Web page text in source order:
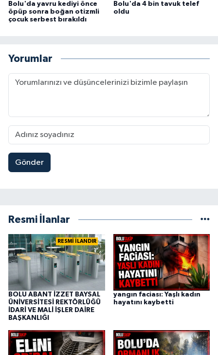
Bolu'da yavru kediyi önce
öpüp sonra boğan otizmli
çocuk serbest bırakıldı
Bolu'da 4 bin tavuk telef
oldu
Yorumlar
Gönder
Resmi İlanlar
RESMİ İLANDIR
BOLU ABANT İZZET BAYSAL
ÜNİVERSİTESİ REKTÖRLÜĞÜ
İDARİ VE MALİ İŞLER DAİRE
BAŞKANLIĞI
yangın faciası: Yaşlı kadın
hayatını kaybetti